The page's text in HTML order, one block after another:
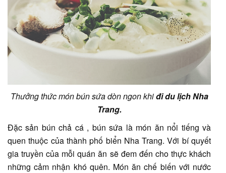
Thưởng thức món bún sứa dòn ngon khiđi du lịch Nha
Trang.
Đặc sản bún chả cá , bún sứa là món ăn nổi tiếng và
quen thuộc của thành phố biển Nha Trang. Với bí quyết
gia truyền của mỗi quán ăn sẽ đem đến cho thực khách
những cảm nhận khó quên. Món ăn chế biến với nước